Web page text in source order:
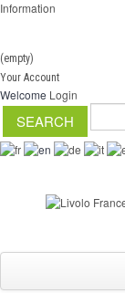
Information
(empty)
Your Account
Welcome Login